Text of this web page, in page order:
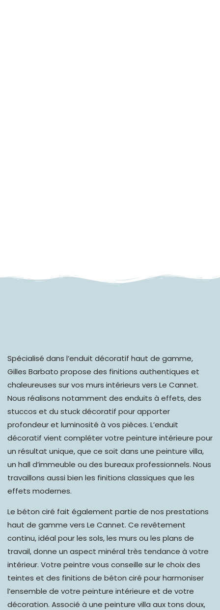
Spécialisé dans l’enduit décoratif haut de gamme,
Gilles Barbato propose des finitions authentiques et
chaleureuses sur vos murs intérieurs vers Le Cannet.
Nous réalisons notamment des enduits à effets, des
stuccos et du stuck décoratif pour apporter
profondeur et luminosité à vos pièces. L’enduit
décoratif vient compléter votre peinture intérieure pour
un résultat unique, que ce soit dans une peinture villa,
un hall d’immeuble ou des bureaux professionnels. Nous
travaillons aussi bien les finitions classiques que les
effets modernes.
Le béton ciré fait également partie de nos prestations
haut de gamme vers Le Cannet. Ce revêtement
continu,idéal pour les sols,les murs ou les plans de
travail, donne un aspect minéral très tendance à votre
intérieur. Votre peintre vous conseille sur le choix des
teintes et des finitions de béton ciré pour harmoniser
l’ensemble de votre peinture intérieure et de votre
décoration. Associé à une peinture villa aux tons doux,